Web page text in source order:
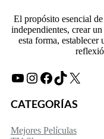
El propósito esencial
independientes, crear
esta forma,
YouTube Instagram Facebook TikTok X
CATEGORÍAS
Mejores Películas